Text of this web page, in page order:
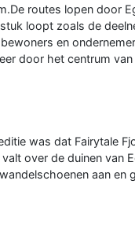
routes lopen door
loopt zoals de
en
door het centrum
was dat Fairytale
over de duinen van
aan en